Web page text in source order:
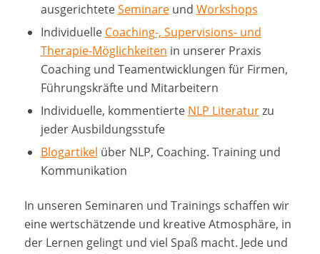
ausgerichteteSeminareund Workshops
Individuelle Coaching-, Supervisions- und
Therapie-Möglichkeiten in unserer Praxis
Coaching und Teamentwicklungen für Firmen,
Führungskräfte und Mitarbeitern
Individuelle, kommentierte NLP Literaturzu
jeder Ausbildungsstufe
Blogartikel über NLP, Coaching. Training und
Kommunikation
In unseren Seminaren und Trainings schaffen wir
eine wertschätzende und kreative Atmosphäre, in
der Lernen gelingt und viel Spaß macht. Jede und